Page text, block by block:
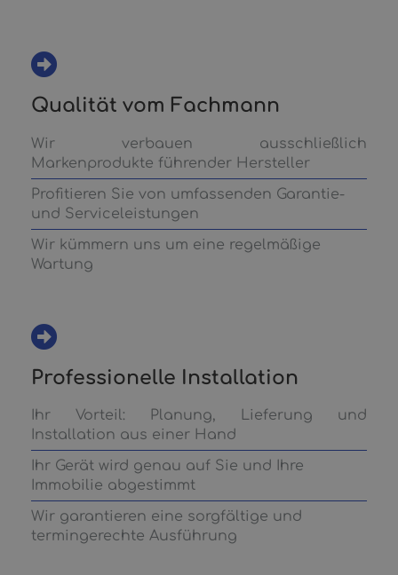
Qualität vom Fachmann
Wir verbauen ausschließlich
Markenprodukte führender Hersteller
Profitieren Sie von umfassenden Garantie-
und Serviceleistungen
Wir kümmern uns um eine regelmäßige
Wartung
Professionelle Installation
Ihr Vorteil: Planung, Lieferung und
Installation aus einer Hand
Ihr Gerät wird genau auf Sie und Ihre
Immobilie abgestimmt
Wir garantieren eine sorgfältige und
termingerechte Ausführung